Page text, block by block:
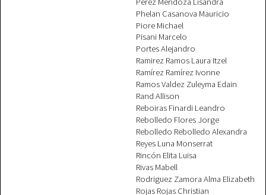
Phelan Casanova Mauricio
Piore Michael
Pisani Marcelo
Portes Alejandro
Ramirez Ramos Laura Itzel
Ramírez Ramírez Ivonne
Ramos Valdez Zuleyma Edain
Rand Allison
Reboiras Finardi Leandro
Rebolledo Flores Jorge
Rebolledo Rebolledo Alexandra
Reyes Luna Monserrat
Rincón Elita Luisa
Rivas Mabell
Rodriguez Zamora Alma Elizabeth
Rojas Rojas Christian